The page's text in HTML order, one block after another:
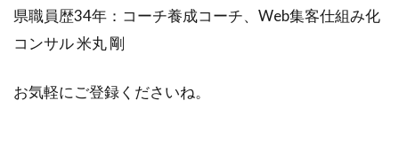
県職員歴34年：コーチ養成コーチ、Web集客仕組み化
コンサル 米丸 剛
お気軽にご登録くださいね。